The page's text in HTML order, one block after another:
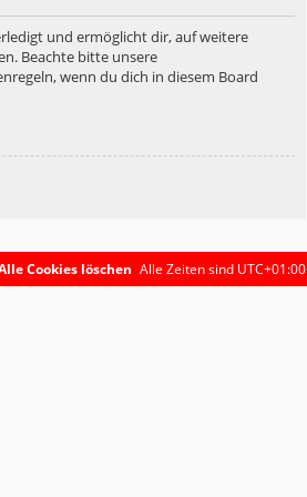
und ermöglicht dir, auf weitere
Beachte bitte unsere
wenn du dich in diesem Board
Alle Zeiten sind UTC+01:00
Cookies löschen